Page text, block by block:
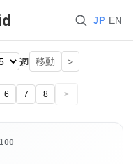
JP EN
週 移動 >
6 7 8 >